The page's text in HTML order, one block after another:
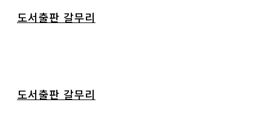
도서출판 갈무리
도서출판 갈무리